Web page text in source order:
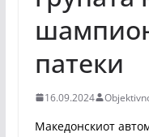
патеки
16.09.2024
Македонскиот